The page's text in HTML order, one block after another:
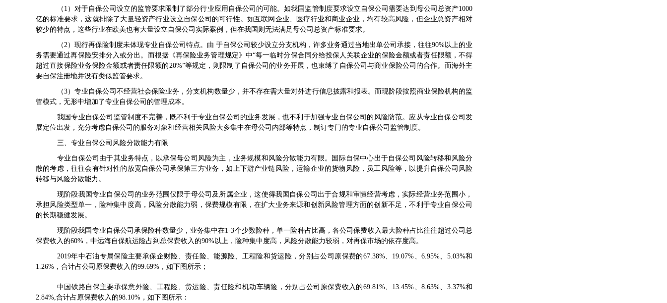
（1）对于自保公司设立的监管要求限制了部分行业应用自保公司的可能。如我国监管制度要求设立自保公司需要达到母公司总资产1000
亿的标准要求，这就排除了大量轻资产行业设立自保公司的可行性。如互联网企业、医疗行业和商业企业，均有较高风险，但企业总资产相对
较少的特点，这些行业在欧美也有大量设立自保公司实际案例，但在我国则无法满足母公司总资产标准要求。
（2）现行再保险制度未体现专业自保公司特点。由 于自保公司较少设立分支机构，许多业务通过当地出单公司承接，往往90%以上的业
务需要通过再保险安排分入或分出。而根据《再保险业务管理规定》中“每一临时分保合同分给投保人关联企业的保险金额或者责任限额，不得
超过直接保险业务保险金额或者责任限额的20%”等规定，则限制了自保公司的业务开展，也束缚了自保公司与商业保险公司的合作。而海外主
要自保注册地并没有类似监管要求。
（3）专业自保公司不经营社会保险业务，分支机构数量少，并不存在需大量对外进行信息披露和报表。而现阶段按照商业保险机构的监
管模式，无形中增加了专业自保公司的管理成本。
我国专业自保公司监管制度不完善，既不利于专业自保公司的业务发展，也不利于加强专业自保公司的风险防范。应从专业自保公司发
展定位出发，充分考虑自保公司的服务对象和经营相关风险大多集中在母公司内部等特点，制订专门的专业自保公司监管制度。
三、专业自保公司风险分散能力有限
专业自保公司由于其业务特点，以承保母公司风险为主，业务规模和风险分散能力有限。国际自保中心出于自保公司风险转移和风险分
散的考虑，往往会有针对性的放宽自保公司承保第三方业务，如上下游产业链风险，运输企业的货物风险，员工风险等，以提升自保公司风险
转移与风险分散能力。
现阶段我国专业自保公司的业务范围仅限于母公司及所属企业，这使得我国自保公司出于合规和审慎经营考虑，实际经营业务范围小，
承担风险类型单一，险种集中度高，风险分散能力弱，保费规模有限，在扩大业务来源和创新风险管理方面的创新不足，不利于专业自保公司
的长期稳健发展。
现阶段我国专业自保公司承保险种数量少，业务集中在1-3个少数险种，单一险种占比高，各公司保费收入最大险种占比往往超过公司总
保费收入的60%，中远海自保航运险占到总保费收入的90%以上，险种集中度高，风险分散能力较弱，对再保市场的依存度高。
2019年中石油专属保险主要承保企财险、责任险、能源险、工程险和货运险，分别占公司原保费的67.38%、19.07%、6.95%、5.03%和
1.26%，合计占公司原保费收入的99.69%，如下图所示；
中国铁路自保主要承保意外险、工程险、货运险、责任险和机动车辆险，分别占公司原保费收入的69.81%、13.45%、8.63%、3.37%和
2.84%,合计占原保费收入的98.10%，如下图所示：